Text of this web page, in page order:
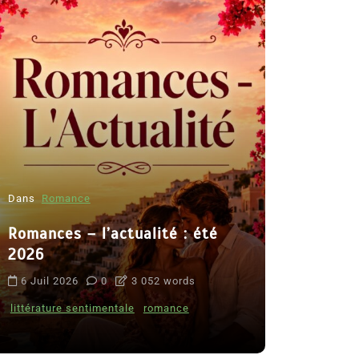
Dans Romance
Romances – l’actualité : été
2026
6 Juil 2026 0 3 052 words
littérature sentimentale romance